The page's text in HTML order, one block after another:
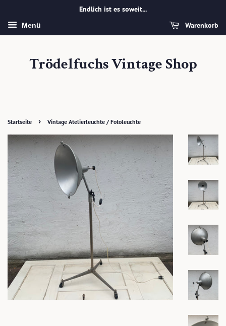
Endlich ist es soweit...
Menü Warenkorb
Trödelfuchs Vintage Shop
Startseite › Vintage Atelierleuchte / Fotoleuchte